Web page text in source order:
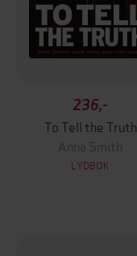
236,-
To Tell the Truth
Anna Smith
LYDBOK